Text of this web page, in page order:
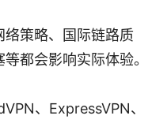
策略、国际链路质
都会影响实际体验。
、ExpressVPN、